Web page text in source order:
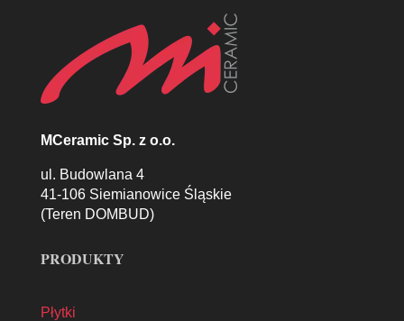
MCeramic Sp. z o.o.
ul. Budowlana 4
41-106 Siemianowice Śląskie
(Teren DOMBUD)
PRODUKTY
Płytki